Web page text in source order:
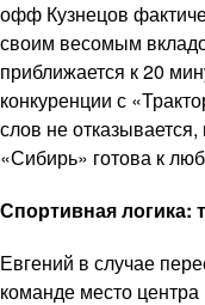
офф Кузнецов
своим весомым
приближается к 20
конкуренции с
слов не
«Сибирь» готова к
Спортивная логика:
Евгений в случае
команде место центра